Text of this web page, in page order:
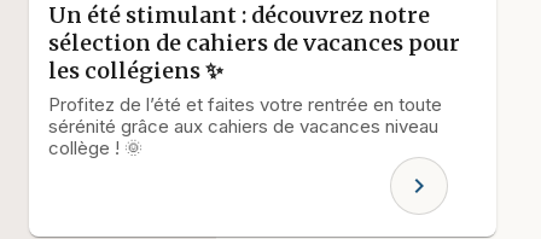
Un été stimulant : découvrez notre
sélection de cahiers de vacances pour
les collégiens ✨
Profitez de l’été et faites votre rentrée en toute
sérénité grâce aux cahiers de vacances niveau
collège ! 🌞
chevron_right